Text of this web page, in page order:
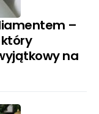
–
na